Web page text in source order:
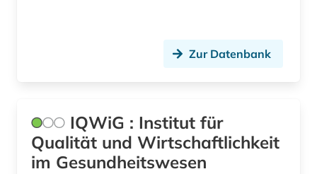
berufe (1)
berufliche fortbildung (1)
Zur Datenbank
IQWiG : Institut für
Qualität und Wirtschaftlichkeit
im Gesundheitswesen